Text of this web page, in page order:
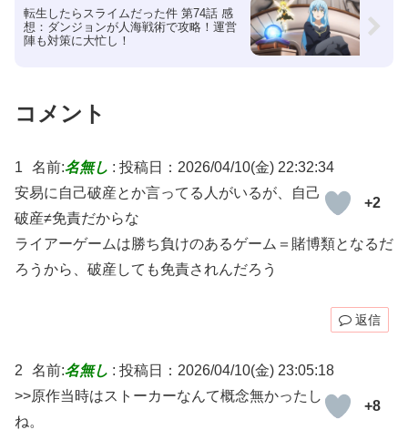
転生したらスライムだった件 第74話 感
想：ダンジョンが人海戦術で攻略！運営
陣も対策に大忙し！
コメント
1 名前:名無し : 投稿日：2026/04/10(金) 22:32:34
+2
安易に自己破産とか言ってる人がいるが、自己
破産≠免責だからな
ライアーゲームは勝ち負けのあるゲーム＝賭博類となるだ
ろうから、破産しても免責されんだろう
返信
2 名前:名無し : 投稿日：2026/04/10(金) 23:05:18
+8
>>原作当時はストーカーなんて概念無かったし
ね。